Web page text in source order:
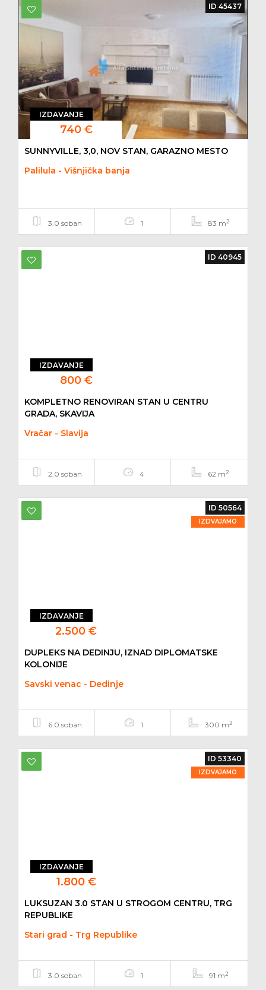
IZDAVANJE
740 €
ID 45437
SUNNYVILLE, 3,0, NOV STAN, GARAZNO MESTO
Palilula - Višnjička banja
3.0 soban 1 83 m2
IZDAVANJE
800 €
ID 40945
KOMPLETNO RENOVIRAN STAN U CENTRU
GRADA, SKAVIJA
Vračar - Slavija
2.0 soban 4 62 m2
IZDAVANJE
2.500 €
ID 50564
IZDVAJAMO
DUPLEKS NA DEDINJU, IZNAD DIPLOMATSKE
KOLONIJE
Savski venac - Dedinje
6.0 soban 1 300 m2
IZDAVANJE
1.800 €
ID 53340
IZDVAJAMO
LUKSUZAN 3.0 STAN U STROGOM CENTRU, TRG
REPUBLIKE
Stari grad - Trg Republike
3.0 soban 1 91 m2